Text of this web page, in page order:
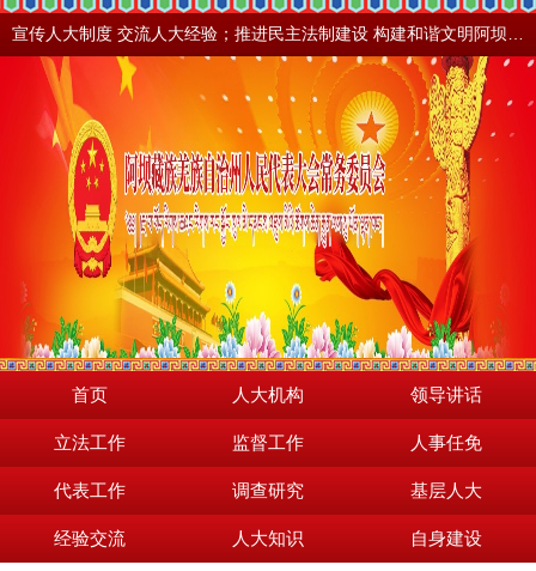
首页 人大机构 领导讲话
立法工作 监督工作 人事任免
代表工作 调查研究 基层人大
经验交流 人大知识 自身建设